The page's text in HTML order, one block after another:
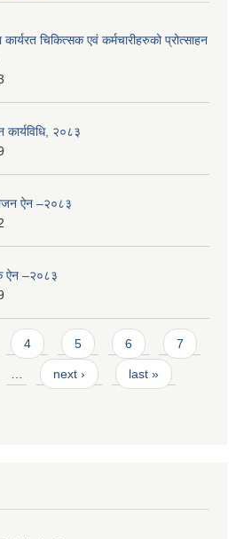
चिकित्सक एवं कर्मचारीहरुको प्रोत्साहन
कार्यविधि, २०८३
ऐन –२०८३
ऐन –२०८३
4 5 6 7
next › last »